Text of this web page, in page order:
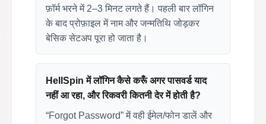
फ़ॉर्म भरने में 2–3 मिनट लगते हैं। पहली बार लॉगिन
के बाद प्रोफ़ाइल में नाम और जन्मतिथि जोड़कर
बेसिक सेटअप पूरा हो जाता है।
HellSpin में लॉगिन कैसे करूँ अगर पासवर्ड याद
नहीं आ रहा, और रिकवरी कितनी देर में होती है?
“Forgot Password” में वही ईमेल/फोन डालें और